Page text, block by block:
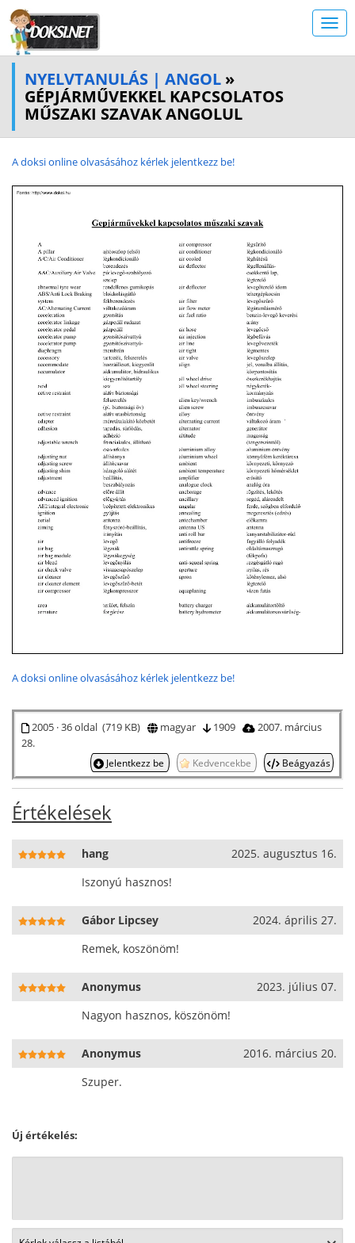
NYELVTANULÁS | ANGOL »
GÉPJÁRMŰVEKKEL KAPCSOLATOS
MŰSZAKI SZAVAK ANGOLUL
A doksi online olvasásához kérlek jelentkezz be!
A doksi online olvasásához kérlek jelentkezz be!
2005 · 36 oldal (719 KB) magyar 1909
2007. március
28.
Jelentkezz be Kedvencekbe Beágyazás
Értékelések
hang
2025. augusztus 16.
Iszonyú hasznos!
Gábor Lipcsey
2024. április 27.
Remek, koszönöm!
Anonymus
2023. július 07.
Nagyon hasznos, köszönöm!
Anonymus
2016. március 20.
Szuper.
Új értékelés: